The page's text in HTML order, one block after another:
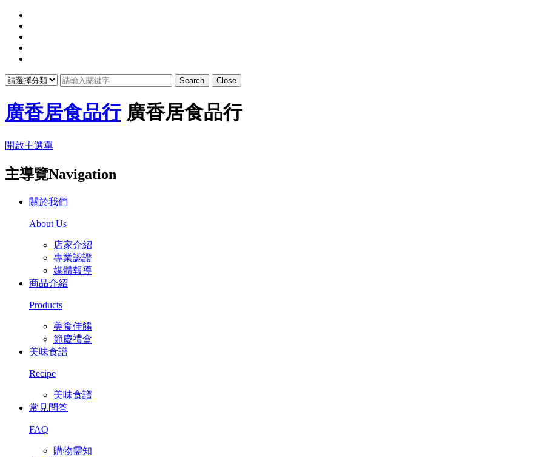
Search Close
廣香居食品行 廣香居食品行
開啟主選單
主導覽Navigation
關於我們
About Us
店家介紹
專業認證
媒體報導
商品介紹
Products
美食佳餚
節慶禮盒
美味食譜
Recipe
美味食譜
常見問答
FAQ
購物需知